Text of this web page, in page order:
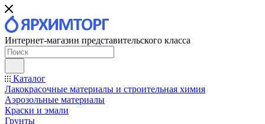
Интернет-магазин представительского класса
Каталог
Лакокрасочные материалы и строительная химия
Аэрозольные материалы
Краски и эмали
Грунты